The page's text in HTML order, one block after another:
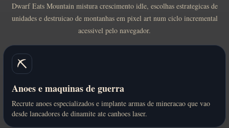
Dwarf Eats Mountain mistura crescimento idle, escolhas estrategicas de
unidades e destruicao de montanhas em pixel art num ciclo incremental
acessivel pelo navegador.
⛏️
Anoes e maquinas de guerra
Recrute anoes especializados e implante armas de mineracao que vao
desde lancadores de dinamite ate canhoes laser.